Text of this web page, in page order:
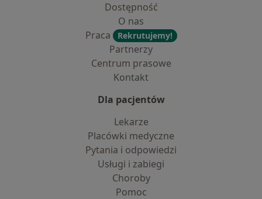
Dostępność
O nas
Praca
Rekrutujemy!
Partnerzy
Centrum prasowe
Kontakt
Dla pacjentów
Lekarze
Placówki medyczne
Pytania i odpowiedzi
Usługi i zabiegi
Choroby
Pomoc